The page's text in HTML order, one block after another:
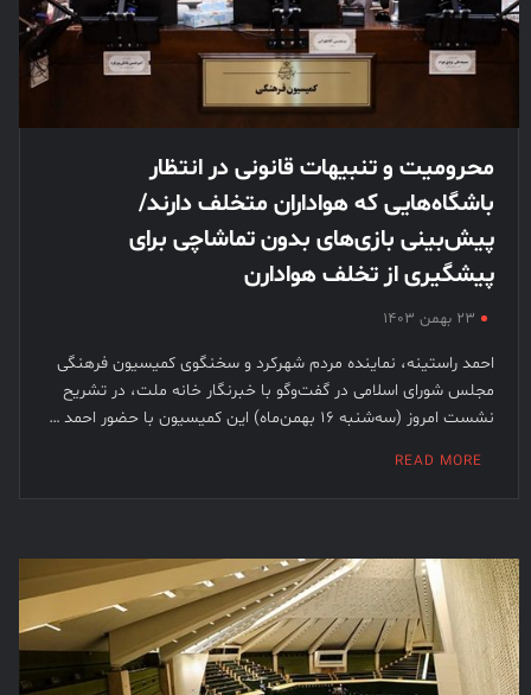
محرومیت‌ و تنبیهات قانونی در انتظار
باشگاه‌هایی که هواداران متخلف دارند/
پیش‌بینی بازی‌های بدون تماشاچی برای
پیشگیری از تخلف هوادارن
۲۳ بهمن ۱۴۰۳
احمد راستینه، نماینده مردم شهرکرد و سخنگوی کمیسیون فرهنگی
مجلس شورای اسلامی در گفت‌وگو با خبرنگار خانه ملت، در تشریح
نشست امروز (سه‌شنبه ۱۶ بهمن‌ماه) این کمیسیون با حضور احمد …
READ MORE